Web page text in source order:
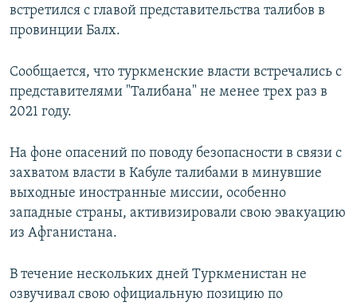
встретился с главой представительства талибов в
провинции Балх.
Сообщается, что туркменские власти встречались с
представителями "Талибана" не менее трех раз в
2021 году.
На фоне опасений по поводу безопасности в связи с
захватом власти в Кабуле талибами в минувшие
выходные иностранные миссии, особенно
западные страны, активизировали свою эвакуацию
из Афганистана.
В течение нескольких дней Туркменистан не
озвучивал свою официальную позицию по